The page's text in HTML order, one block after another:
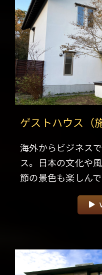
ゲストハウス（
海外からビジネス
ス。日本の文化や
節の景色も楽しんで